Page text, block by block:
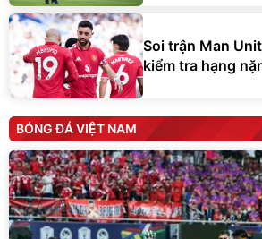
Soi trận Man
kiểm tra hạng
BÓNG ĐÁ VIỆT NAM